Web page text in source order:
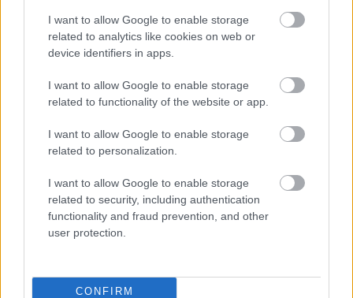
I want to allow Google to enable storage
related to analytics like cookies on web or
device identifiers in apps.
I want to allow Google to enable storage
related to functionality of the website or app.
I want to allow Google to enable storage
related to personalization.
I want to allow Google to enable storage
related to security, including authentication
functionality and fraud prevention, and other
user protection.
CONFIRM
DAVID ATTENBOROUGH ÚJ ÓCEÁNFILMJE
JÚNIUSBAN DEBÜTÁL: LENYŰGÖZŐ UTAZÁS A
A bejegyzés trackback címe:
https://kulturpart.hu/api/trackback/id/7859208
A hozzászólások avonatkozó jogszabályokértelmében felhasználói tartalomnak
minősülnek, értük aszolgáltatás technikaiüzemeltetője semmilyen felelősséget
nem vállal, azokat nem ellenőrzi. Kifogás esetén forduljon a blog szerkesztőjéhez.
Részletek aFelhasználási feltételekben